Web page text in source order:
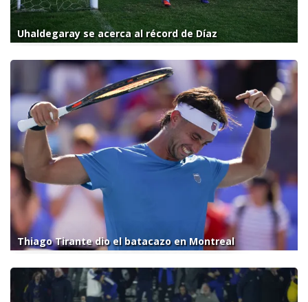
Uhaldegaray se acerca al récord de Díaz
Thiago Tirante dio el batacazo en Montreal